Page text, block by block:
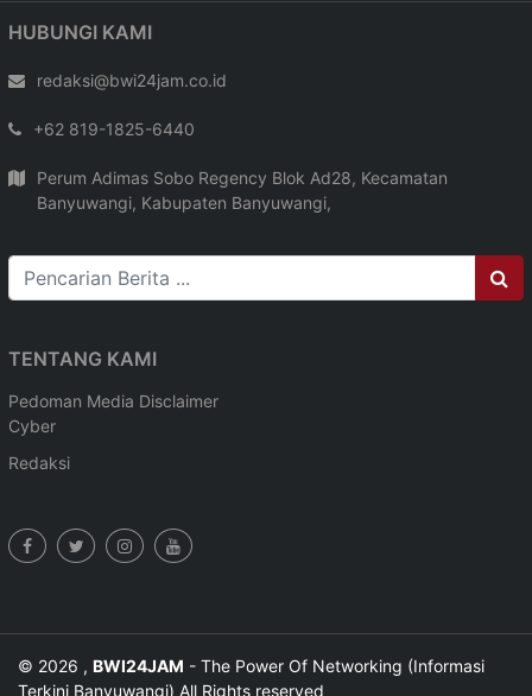
HUBUNGI KAMI
redaksi@bwi24jam.co.id
+62 819-1825-6440
Perum Adimas Sobo Regency Blok Ad28, Kecamatan
Banyuwangi, Kabupaten Banyuwangi,
TENTANG KAMI
Pedoman Media
Cyber
Disclaimer
Redaksi
© 2026 , BWI24JAM - The Power Of Networking (Informasi
Terkini Banyuwangi) All Rights reserved